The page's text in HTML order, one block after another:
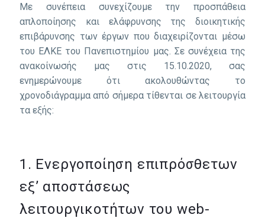
Με συνέπεια συνεχίζουμε την προσπάθεια
απλοποίησης και ελάφρυνσης της διοικητικής
επιβάρυνσης των έργων που διαχειρίζονται μέσω
του ΕΛΚΕ του Πανεπιστημίου μας. Σε συνέχεια της
ανακοίνωσής μας στις 15.10.2020, σας
ενημερώνουμε ότι ακολουθώντας το
χρονοδιάγραμμα από σήμερα τίθενται σε λειτουργία
τα εξής:
1. Eνεργοποίηση επιπρόσθετων
εξ’ αποστάσεως
λειτουργικοτήτων του web-